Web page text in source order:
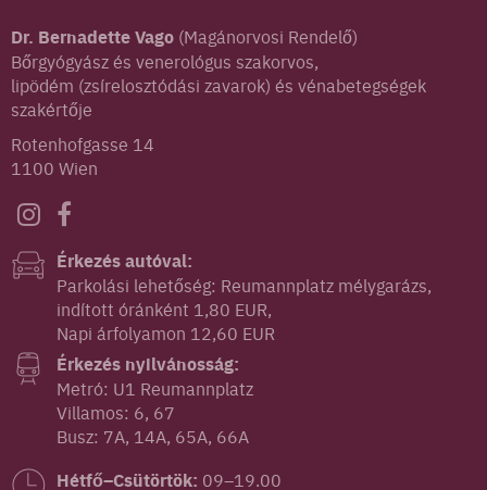
Dr. Bernadette Vago (Magánorvosi Rendelő)
Bőrgyógyász és venerológus szakorvos,
lipödém (zsírelosztódási zavarok) és vénabetegségek
szakértője
Rotenhofgasse 14
1100 Wien
Érkezés autóval:
Parkolási lehetőség: Reumannplatz mélygarázs,
indított óránként 1,80 EUR,
Napi árfolyamon 12,60 EUR
Érkezés nyilvánosság:
Metró: U1 Reumannplatz
Villamos: 6, 67
Busz: 7A, 14A, 65A, 66A
Hétfő–Csütörtök: 09–19.00